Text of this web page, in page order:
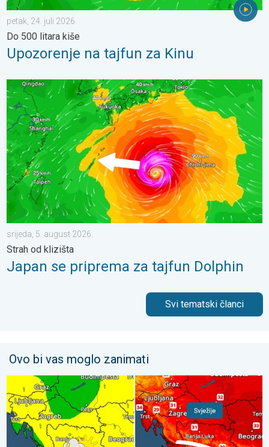
petak, 24. juli 2026.
Do 500 litara kiše
Upozorenje na tajfun za Kinu
Japan se priprema za tajfun Dolphin. Strah od klizišta. . .
srijeda, 5. august 2026.
Strah od klizišta
Japan se priprema za tajfun Dolphin
Svi tematski članci
Ovo bi vas moglo zanimati
Svježije, ne i svuda. Lokalni pljuskovi. Ponovno toplije. . .